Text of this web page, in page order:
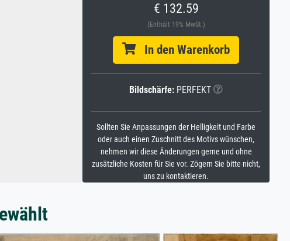
€ 132.59
(Enthält 19% MwSt.)
In den Warenkorb
Bildschärfe: PERFEKT
Sollten Sie Anpassungen der Helligkeit und Farbe
oder auch einen Zuschnitt des Motivs wünschen,
nehmen wir diese Änderungen gerne und ohne
zusätzliche Kosten für Sie vor. Zögern Sie bitte nicht,
uns zu kontaktieren.